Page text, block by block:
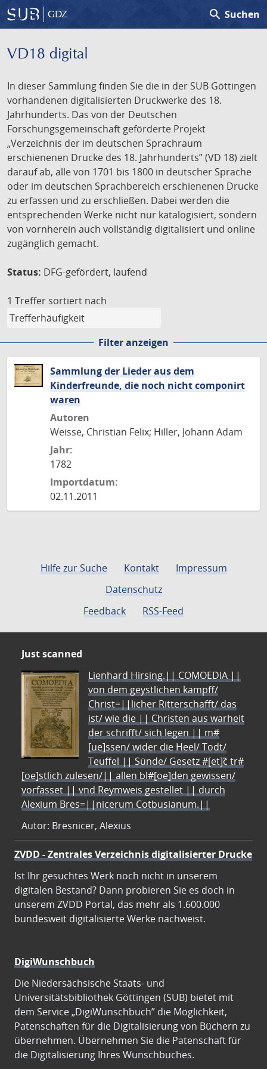
GDZ search Suchen
VD18 digital
In dieser Sammlung finden Sie die in der SUB Göttingen
vorhandenen digitalisierten Druckwerke des 18.
Jahrhunderts. Das von der Deutschen
Forschungsgemeinschaft geförderte Projekt
„Verzeichnis der im deutschen Sprachraum
erschienenen Drucke des 18. Jahrhunderts” (VD 18) zielt
darauf ab, alle von 1701 bis 1800 in deutscher Sprache
oder im deutschen Sprachbereich erschienenen Drucke
zu erfassen und zu erschließen. Dabei werden die
entsprechenden Werke nicht nur katalogisiert, sondern
von vornherein auch vollständig digitalisiert und online
zugänglich gemacht.
Status: DFG-gefördert, laufend
1 Treffer sortiert nach
Filter anzeigen
Sammlung der Lieder aus dem
Kinderfreunde, die noch nicht componirt
waren
Autoren
Weisse, Christian Felix; Hiller, Johann Adam
Jahr:
1782
Importdatum:
02.11.2011
Hilfe zur Suche Kontakt
Impressum
Datenschutz
Feedback
RSS-Feed
Just scanned
Lienhard Hirsing.|| COMOEDIA ||
von dem geystlichen kampff/
Christ=||licher Ritterschafft/ das
ist/ wie die || Christen aus warheit
der schrifft/ sich legen || m#
[ue]ssen/ wider die Heel/ Todt/
Teuffel || Sünde/ Gesetz #[et]c̃ tr#
[oe]stlich zulesen/|| allen bl#[oe]den gewissen/
vorfasset || vnd Reymweis gestellet || durch
Alexium Bres=||nicerum Cotbusianum.||
Autor: Bresnicer, Alexius
ZVDD - Zentrales Verzeichnis digitalisierter Drucke
Ist Ihr gesuchtes Werk noch nicht in unserem
digitalen Bestand? Dann probieren Sie es doch in
unserem ZVDD Portal, das mehr als 1.600.000
bundesweit digitalisierte Werke nachweist.
DigiWunschbuch
Die Niedersächsische Staats- und
Universitätsbibliothek Göttingen (SUB) bietet mit
dem Service „DigiWunschbuch” die Möglichkeit,
Patenschaften für die Digitalisierung von Büchern zu
übernehmen. Übernehmen Sie die Patenschaft für
die Digitalisierung Ihres Wunschbuches.